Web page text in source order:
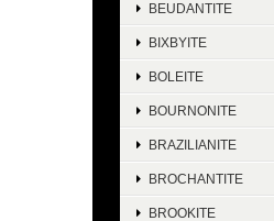
BEUDANTITE
BIXBYITE
BOLEITE
BOURNONITE
BRAZILIANITE
BROCHANTITE
BROOKITE